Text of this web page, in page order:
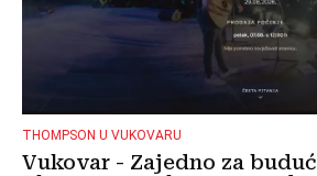
THOMPSON U VUKOVARU
Vukovar - Zajedno za